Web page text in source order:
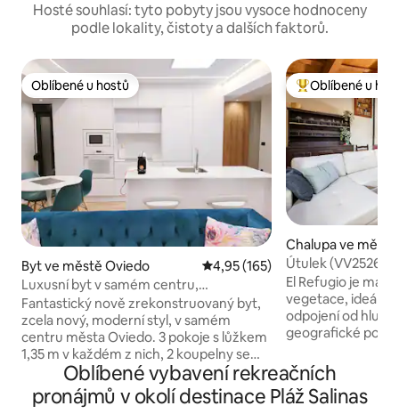
Hosté souhlasí: tyto pobyty jsou vysoce hodnoceny
podle lokality, čistoty a dalších faktorů.
Oblíbené u hostů
Oblíbené u hostů
Byt ve městě Oviedo Průměrné hodnocení 4,95 z 5,
4,95 (165)
Luxusní byt v samém centru,
bezkonkurenční poloha
Fantastický nově zrekonstruovaný byt,
zcela nový, moderní styl, v samém
centru města Oviedo. 3 pokoje s lůžkem
1,35 m v každém z nich, 2 koupelny se
sprchovým koutem. Plně vybavená
kuchyně se všemi spotřebiči a nádobím.
Byt je orientovaný ven s výhledem na
Nejlepší v
Oblíbené u
Chalupa ve
s, Infiesto
Útulek
El Refugio je
vegetace, ideální
odpojení od hluku
geografické
pouhých 7 km od
km od pláže
Covadonga a
Oblíbené vybavení rekreačních
pronájmů v okolí destinace Pláž Salinas